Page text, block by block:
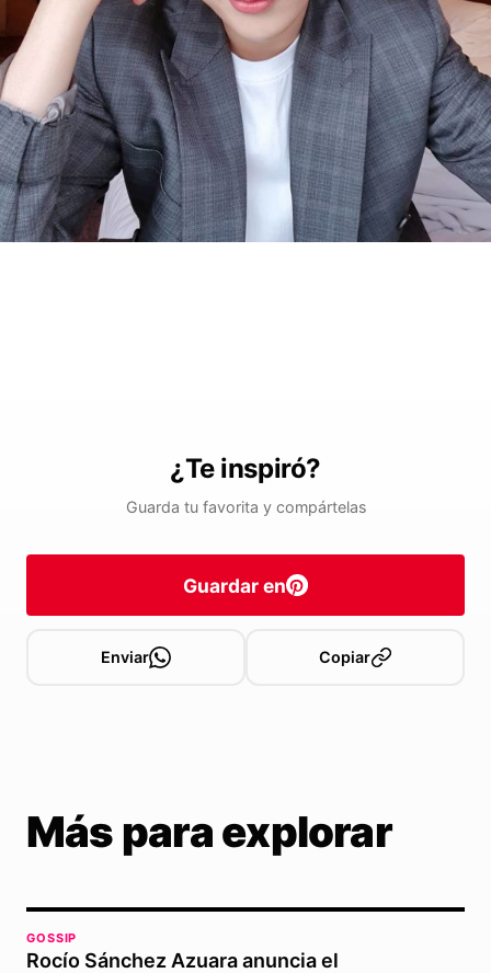
¿Te inspiró?
Guarda tu favorita y compártelas
Guardar en
Enviar Copiar
Más para explorar
GOSSIP
Rocío Sánchez Azuara anuncia el